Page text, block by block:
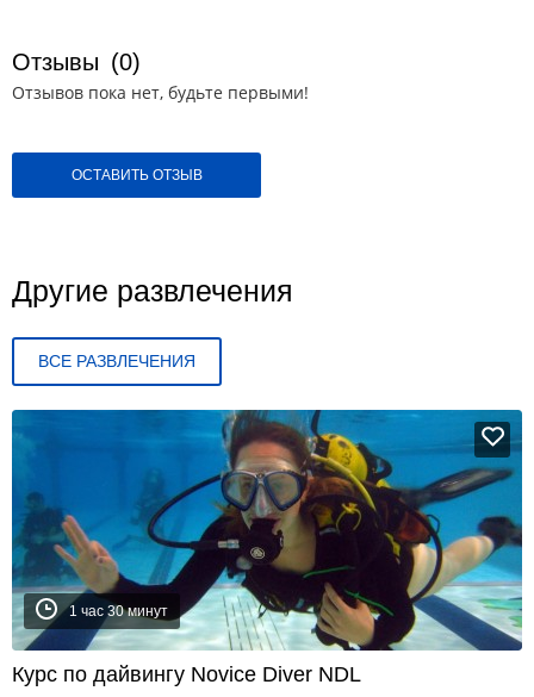
Отзывы (0)
Отзывов пока нет, будьте первыми!
ОСТАВИТЬ ОТЗЫВ
Другие развлечения
ВСЕ РАЗВЛЕЧЕНИЯ
1 час 30 минут
Курс по дайвингу Novice Diver NDL